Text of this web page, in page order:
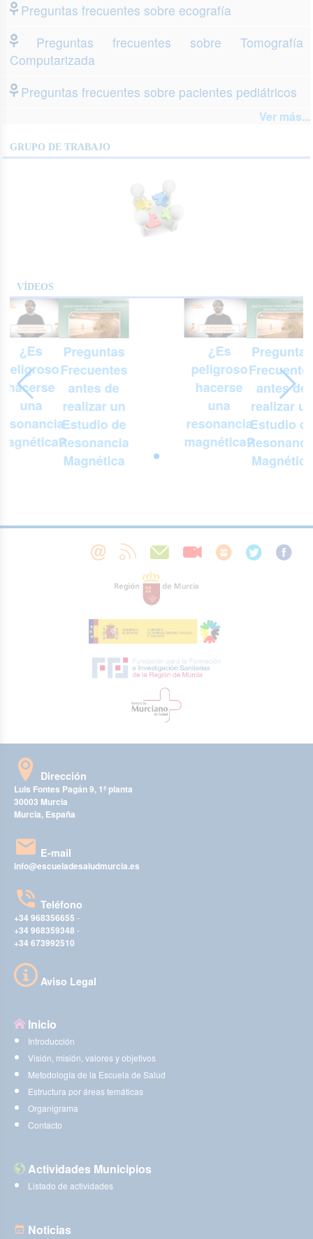
Preguntas frecuentes sobre ecografía
Preguntas frecuentes sobre Tomografía
Computarizada
Preguntas frecuentes sobre pacientes pediátricos
Ver más...
GRUPO DE TRABAJO
VÍDEOS
¿Es
peligroso
hacerse
una
Preguntas
Frecuentes
antes de
realizar un
Estudio de
Resonancia
Magnética
¿Es
peligroso
hacerse
una
resonancia
magnética?
Preguntas
antes de
realizar un
Estudio
Magnética
Dirección
Luis Fontes Pagán 9, 1ª planta
30003 Murcia
Murcia, España
E-mail
info@escueladesaludmurcia.es
Teléfono
+34 968356655 -
+34 968359348 -
+34 673992510
Aviso Legal
Inicio
Introducción
Visión, misión, valores y objetivos
Metodología de la Escuela de Salud
Estructura por áreas temáticas
Organigrama
Contacto
Actividades Municipios
Listado de actividades
Noticias